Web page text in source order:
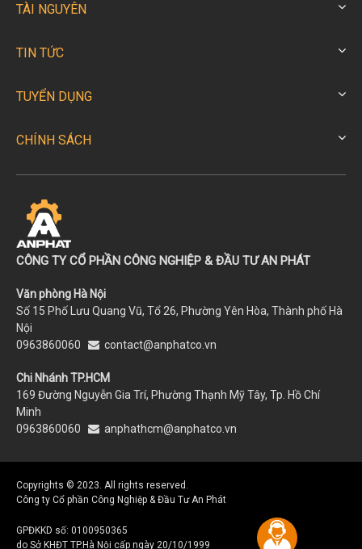
TÀI NGUYÊN
TIN TỨC
TUYỂN DỤNG
CHÍNH SÁCH
CÔNG TY CỔ PHẦN CÔNG NGHIỆP & ĐẦU TƯ AN PHÁT
Văn phòng Hà Nội
Số 15 Phố Lưu Quang Vũ, Tổ 26, Phường Yên Hòa, Thành phố Hà
Nội
0963860060
contact@anphatco.vn
Chi Nhánh TP.HCM
169 Đường Nguyễn Gia Trí, Phường Thạnh Mỹ Tây, Tp. Hồ Chí
Minh
0963860060
anphathcm@anphatco.vn
Copyrights © 2023. All rights reserved.
Công ty Cổ phần Công Nghiệp & Đầu Tư An Phát
GPĐKKD số: 0100950365
do Sở KHĐT TP.Hà Nội cấp ngày 20/10/1999